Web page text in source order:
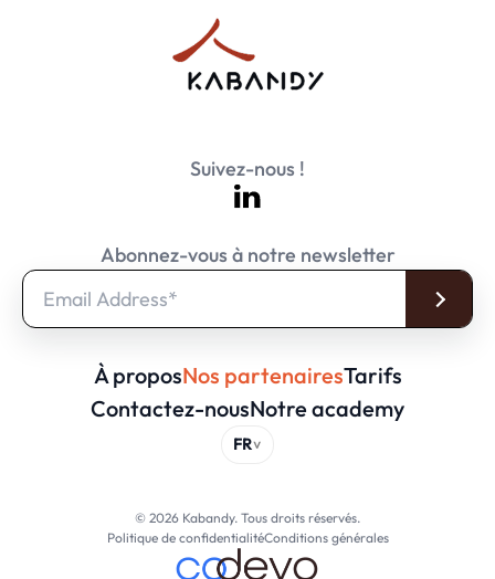
Suivez-nous !
Abonnez-vous à notre newsletter
À proposNos partenairesTarifs
Contactez-nousNotre academy
© 2026 Kabandy. Tous droits réservés.
Politique de confidentialitéConditions générales